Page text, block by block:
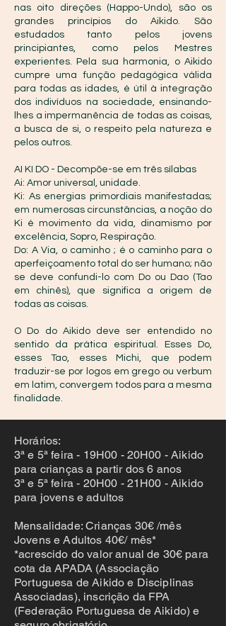
nas oito direções (Happo-Undo), são os
grandes princípios do Aikido. São
estudados tanto pelos jovens
principiantes, como pelos Mestres
experientes. Pela sua harmonia, o Aikido
cumpre uma função pedagógica válida
para todas as idades, é útil à integração
dos indivíduos na sociedade, ensinando-
lhes a impermanência de todas as coisas,
a busca de si, o respeito pela natureza e
pelos outros.
AI KI DO - Decompõe-se em três sílabas
Ai: Amor universal, unidade.
Ki: As energias primordiais manifestadas;
em numerosas circunstâncias, a noção do
Ki é movimento da vida, dinamismo por
excelência, Sopro, Respiração.
Do: A Via, o caminho ; é o caminho para o
aperfeiçoamento total do ser humano; não
se deve confundi-lo com Do ou Dao (Tao
em chinês), que significa a origem de
todas as coisas.
O Do do Aikido deve ser entendido no
sentido da prática espiritual. Esses Do,
esses Tao, esses Michi, que podem
traduzir-se por logos em grego ou verbum
em latim, convergem todos para a mesma
finalidade.
Horários:
3ª e 5ª feira - 19H00 - 20H00 - Aikido
para crianças a partir dos 6 anos
3ª e 5ª feira - 20H00 - 21H00 - Aikido
para jovens e adultos
Mensalidade: Crianças 30€ /mês
Jovens e Adultos 40€/ mês*
*acrescido do valor anual de 30€ para
cota da APADA (Associação
Portuguesa de Aikido e Disciplinas
Associadas), inscrição da FPA
(Federação Portuguesa de Aikido) e